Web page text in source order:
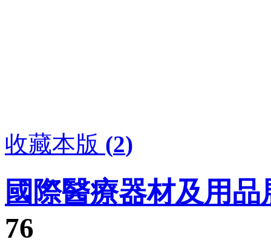
收藏本版 (2)
國際醫療器材及用品
76